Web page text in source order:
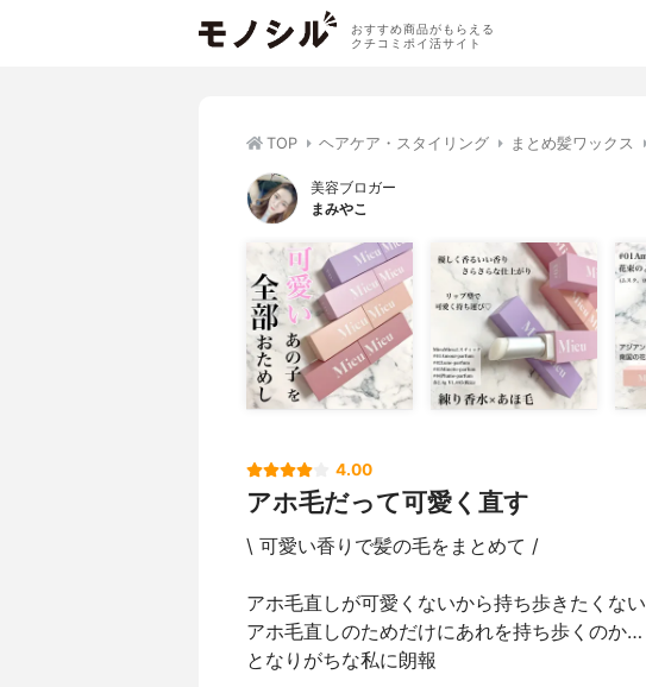
おすすめ商品がもらえる
クチコミポイ活サイト
TOP ヘアケア・スタイリング まとめ髪ワックス
美容ブロガー
まみやこ
4.00
アホ毛だって可愛く直す
\ 可愛い香りで髪の毛をまとめて /
アホ毛直しが可愛くないから持ち歩きたくない
アホ毛直しのためだけにあれを持ち歩くのか…
となりがちな私に朗報